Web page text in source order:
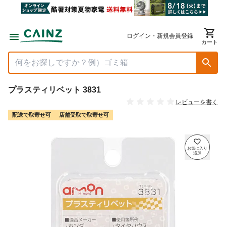
ログイン・新規会員登録
カート
プラスティリベット 3831
レビューを書く
配送で取寄せ可 店舗受取で取寄せ可